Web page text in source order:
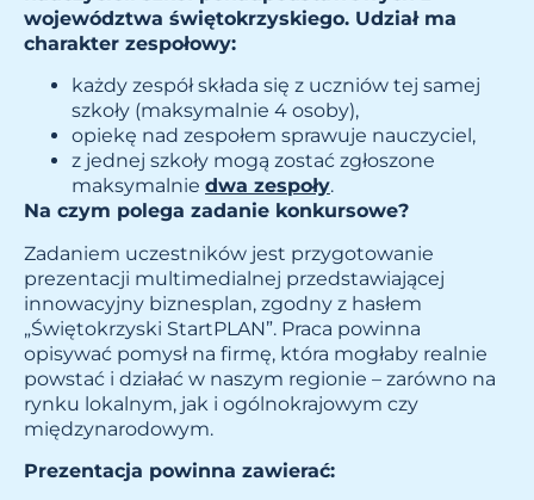
województwa świętokrzyskiego. Udział ma
charakter zespołowy:
każdy zespół składa się z uczniów tej samej
szkoły (maksymalnie 4 osoby),
opiekę nad zespołem sprawuje nauczyciel,
z jednej szkoły mogą zostać zgłoszone
maksymalnie dwa zespoły.
Na czym polega zadanie konkursowe?
Zadaniem uczestników jest przygotowanie
prezentacji multimedialnej przedstawiającej
innowacyjny biznesplan, zgodny z hasłem
„Świętokrzyski StartPLAN”. Praca powinna
opisywać pomysł na firmę, która mogłaby realnie
powstać i działać w naszym regionie – zarówno na
rynku lokalnym, jak i ogólnokrajowym czy
międzynarodowym.
Prezentacja powinna zawierać: